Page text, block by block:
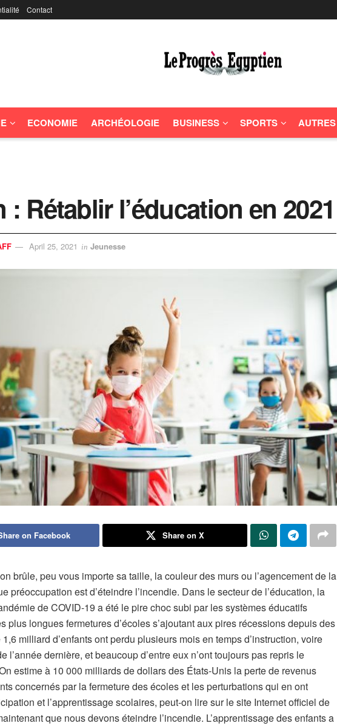
Contact
ECONOMIE ARCHÉOLOGIE BUSINESS SPORTS AUTRES
Rétablir l’éducation en 2021
April 25, 2021 in Jeunesse
on Facebook Share on X
brûle, peu vous importe sa taille, la couleur des murs ou l’agencement de la
préoccupation est d’éteindre l’incendie. Dans le secteur de l’éducation, la
de COVID-19 a été le pire choc subi par les systèmes éducatifs
plus longues fermetures d’écoles s’ajoutant aux pires récessions depuis des
milliard d’enfants ont perdu plusieurs mois en temps d’instruction, voire
l’année dernière, et beaucoup d’entre eux n’ont toujours pas repris le
estime à 10 000 milliards de dollars des États-Unis la perte de revenus
concernés par la fermeture des écoles et les perturbations qui en ont
et l’apprentissage scolaires, peut-on lire sur le site Internet officiel de
que nous devons éteindre l’incendie. L’apprentissage des enfants a